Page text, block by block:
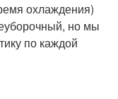
охлаждения)
но мы
по каждой